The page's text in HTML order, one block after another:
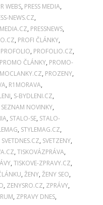
WEBS, PRESS MEDIA,
NEWS.CZ,
, PRESSNEWS,
, PROFI ČLÁNKY,
PROFOLIO, PROFOLIO.CZ,
PROMO ČLÁNKY, PROMO-
, PROZENY,
, R1MORAVA,
, S-BYDLENI.CZ,
SEZNAM NOVINKY,
, STALO-SE, STALO-
, STYLEMAG.CZ,
SVETDNES.CZ, SVETZENY,
, TISKOVÁZPRÁVA,
, TISKOVE-ZPRAVY.CZ,
, ŽENY, ŽENY SEO,
, ZENYSRO.CZ, ZPRÁVY,
, ZPRAVY DNES,